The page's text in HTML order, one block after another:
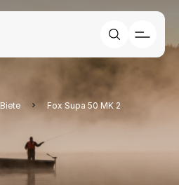
Biete Fox Supa 50 MK 2